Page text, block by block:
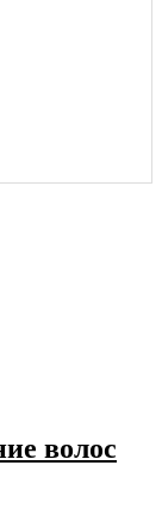
волос